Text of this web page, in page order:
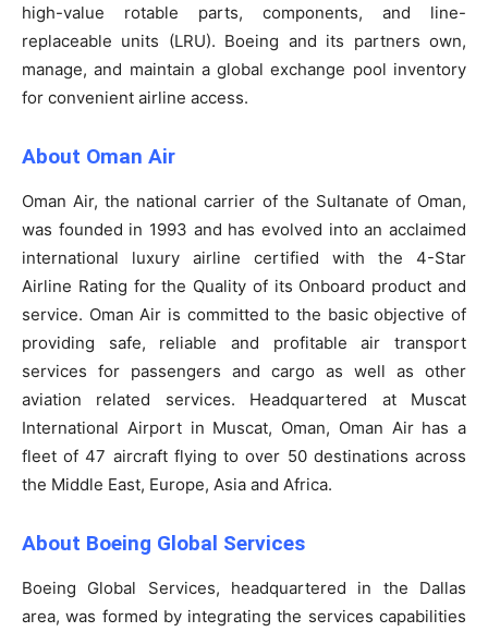
high-value rotable parts, components, and line-
replaceable units (LRU). Boeing and its partners own,
manage, and maintain a global exchange pool inventory
for convenient airline access.
About Oman Air
Oman Air, the national carrier of the Sultanate of Oman,
was founded in 1993 and has evolved into an acclaimed
international luxury airline certified with the 4-Star
Airline Rating for the Quality of its Onboard product and
service. Oman Air is committed to the basic objective of
providing safe, reliable and profitable air transport
services for passengers and cargo as well as other
aviation related services. Headquartered at Muscat
International Airport in Muscat, Oman, Oman Air has a
fleet of 47 aircraft flying to over 50 destinations across
the Middle East, Europe, Asia and Africa.
About Boeing Global Services
Boeing Global Services, headquartered in the Dallas
area, was formed by integrating the services capabilities